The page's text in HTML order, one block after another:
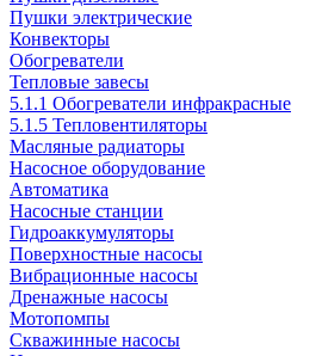
Пушки электрические
Конвекторы
Обогреватели
Тепловые завесы
5.1.1 Обогреватели инфракрасные
5.1.5 Тепловентиляторы
Масляные радиаторы
Насосное оборудование
Автоматика
Насосные станции
Гидроаккумуляторы
Поверхностные насосы
Вибрационные насосы
Дренажные насосы
Мотопомпы
Скважинные насосы